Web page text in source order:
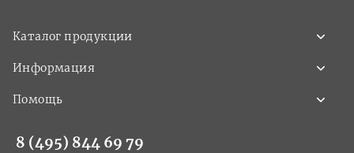
Каталог продукции
Информация
Помощь
8 (495) 844 69 79